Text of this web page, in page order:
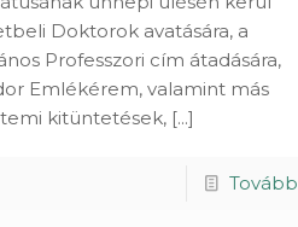
Doktorok avatására, a
Professzori cím átadására,
Emlékérem, valamint más
kitüntetések, [...]
Tovább